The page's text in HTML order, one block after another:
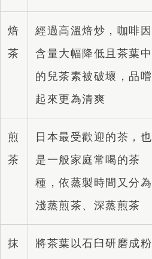
焙
茶
經過高溫焙炒，咖啡因
含量大幅降低且茶葉中
的兒茶素被破壞，品嚐
起來更為清爽
煎
茶
日本最受歡迎的茶，也
是一般家庭常喝的茶
種，依蒸製時間又分為
淺蒸煎茶、深蒸煎茶
抹
將茶葉以石臼研磨成粉